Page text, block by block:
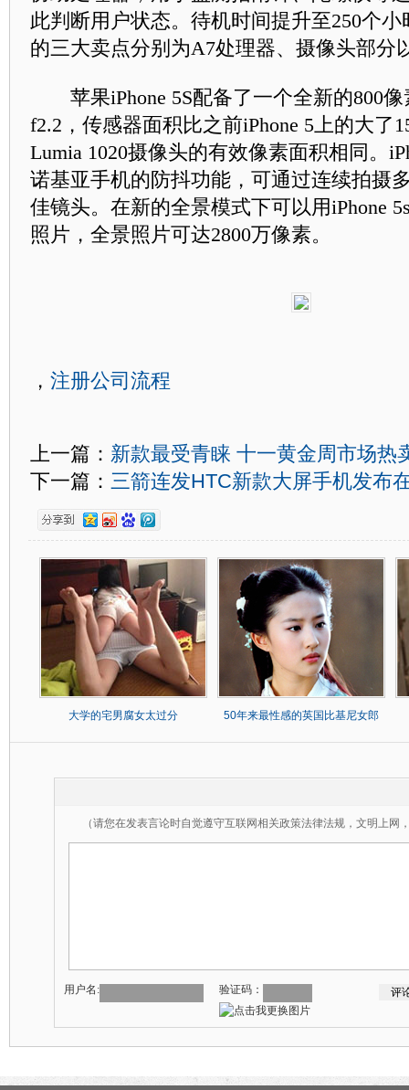
此判断用户状态。待机时间提升至250个小
的三大卖点分别为A7处理器、摄像头部分
苹果iPhone 5S配备了一个全新的800像
f2.2，传感器面积比之前iPhone 5上的大了
Lumia 1020摄像头的有效像素面积相同。
诺基亚手机的防抖功能，可通过连续拍摄
佳镜头。在新的全景模式下可以用iPhone
照片，全景照片可达2800万像素。
， 注册公司流程
上一篇： 新款最受青睐 十一黄金周市场热
下一篇： 三箭连发HTC新款大屏手机发布
大学的宅男腐女太过分 50年来最性感的英国比基尼女郎
（请您在发表言论时自觉遵守互联网相关政策法律法规，文明上网
用户名: 验证码：